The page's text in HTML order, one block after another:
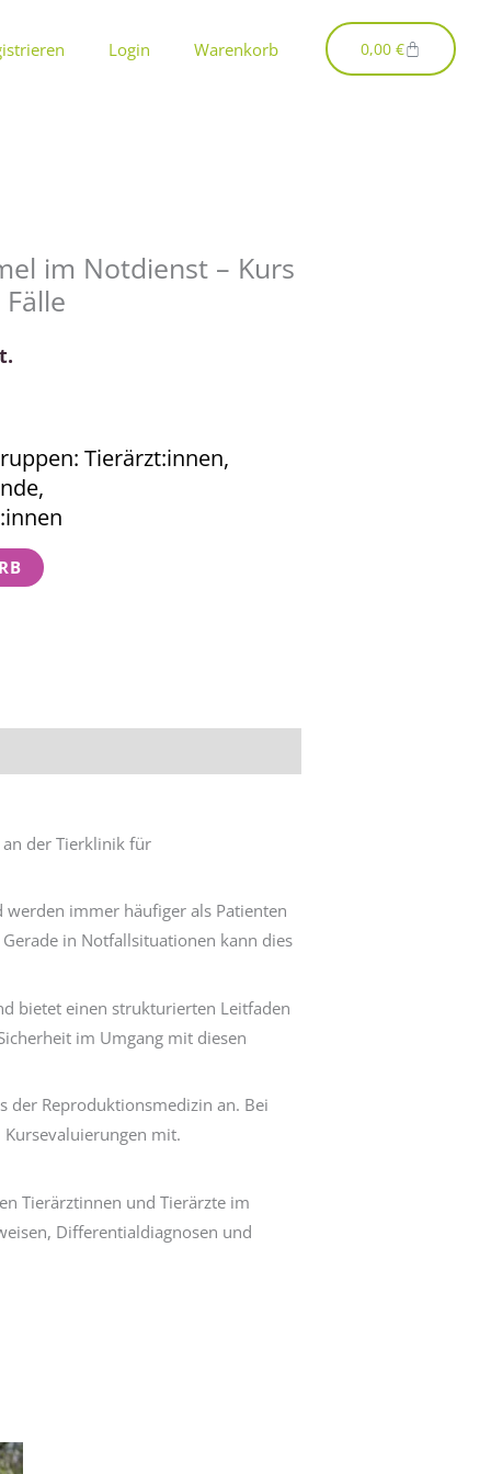
Login Warenkorb 0,00€Warenkorb
im Notdienst – Kurs
Tierärzt:innen,
der Tierklinik für
immer häufiger als Patienten
in Notfallsituationen kann dies
bietet einen strukturierten Leitfaden
im Umgang mit diesen
der Reproduktionsmedizin an. Bei
mit.
Tierärztinnen und Tierärzte im
Differentialdiagnosen und